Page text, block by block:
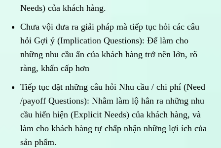
Needs) của khách hàng.
Chưa vội đưa ra giải pháp mà tiếp tục hỏi các câu
hỏi Gợi ý (Implication Questions): Để làm cho
những nhu cầu ẩn của khách hàng trở nên lớn, rõ
ràng, khẩn cấp hơn
Tiếp tục đặt những câu hỏi Nhu cầu / chi phí (Need
/payoff Questions): Nhằm làm lộ hẳn ra những nhu
cầu hiển hiện (Explicit Needs) của khách hàng, và
làm cho khách hàng tự chấp nhận những lợi ích của
sản phẩm.